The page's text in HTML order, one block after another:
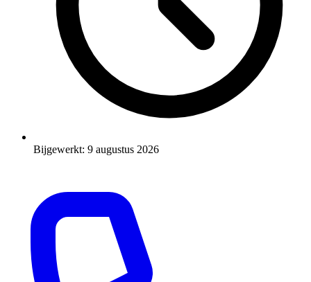
Bijgewerkt: 9 augustus 2026